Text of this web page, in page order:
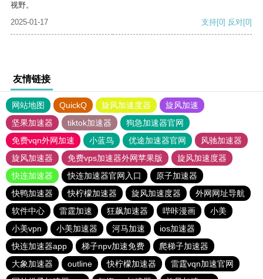
视野。
2025-01-17
支持[0] 反对[0]
友情链接
网站地图 QuickQ 旋风加速度器
旋风加速
坚果加速器
tiktok加速器
狗急加速器官网
免费vqn外网加速
小蓝鸟 优途加速器官网
风驰加速器
旋风加速器
免费vps加速器外网苹果版
旋风加速度器
快连加速器
快连加速器官网入口
原子加速器
快鸭加速器
快柠檬加速器 旋风加速度器
外网网址导航
软件中心
雷霆加速 狂飙加速器 哔咔漫画
小美
小美vpn
小美加速器 河马加速
ios加速器
快连加速器app
梯子npv加速免费
爬梯子加速器
大象加速器
outline 快柠檬加速器
雷霆vqn加速官网